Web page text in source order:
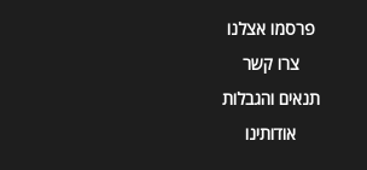
פרסמו אצלנו
צרו קשר
תנאים והגבלות
אודותינו